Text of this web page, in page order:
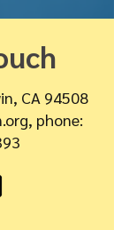
CA 94508
phone: